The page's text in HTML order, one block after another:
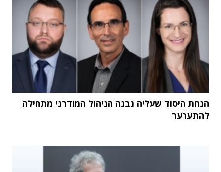
הנחת היסוד שעליה נבנה הניהול המודרני מתחילה
להתערער